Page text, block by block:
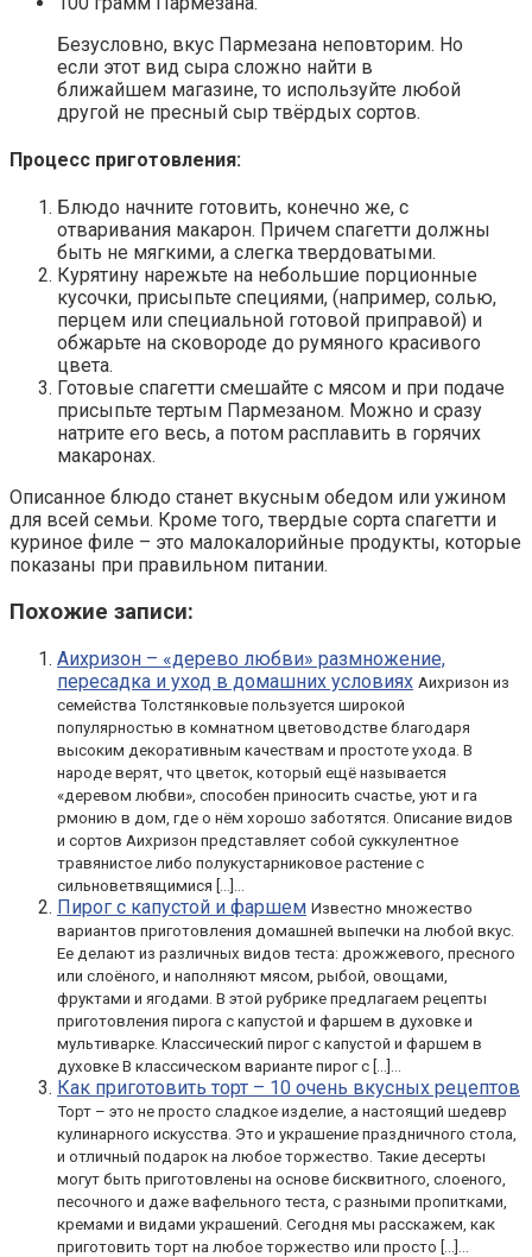
Безусловно, вкус Пармезана неповторим. Но
если этот вид сыра сложно найти в
ближайшем магазине, то используйте любой
другой не пресный сыр твёрдых сортов.
Процесс приготовления:
Блюдо начните готовить, конечно же, с
отваривания макарон. Причем спагетти должны
быть не мягкими, а слегка твердоватыми.
Курятину нарежьте на небольшие порционные
кусочки, присыпьте специями, (например, солью,
перцем или специальной готовой приправой) и
обжарьте на сковороде до румяного красивого
цвета.
Готовые спагетти смешайте с мясом и при подаче
присыпьте тертым Пармезаном. Можно и сразу
натрите его весь, а потом расплавить в горячих
макаронах.
Описанное блюдо станет вкусным обедом или ужином
для всей семьи. Кроме того, твердые сорта спагетти и
куриное филе – это малокалорийные продукты, которые
показаны при правильном питании.
Похожие записи:
Аихризон – «дерево любви» размножение,
пересадка и уход в домашних условиях Аихризон из
семейства Толстянковые пользуется широкой
популярностью в комнатном цветоводстве благодаря
высоким декоративным качествам и простоте ухода. В
народе верят, что цветок, который ещё называется
«деревом любви», способен приносить счастье, уют и га
рмонию в дом, где о нём хорошо заботятся. Описание видов
и сортов Аихризон представляет собой суккулентное
травянистое либо полукустарниковое растение с
сильноветвящимися […]...
Пирог с капустой и фаршем Известно множество
вариантов приготовления домашней выпечки на любой вкус.
Ее делают из различных видов теста: дрожжевого, пресного
или слоёного, и наполняют мясом, рыбой, овощами,
фруктами и ягодами. В этой рубрике предлагаем рецепты
приготовления пирога с капустой и фаршем в духовке и
мультиварке. Классический пирог с капустой и фаршем в
духовке В классическом варианте пирог с […]...
Как приготовить торт – 10 очень вкусных рецептов
Торт – это не просто сладкое изделие, а настоящий шедевр
кулинарного искусства. Это и украшение праздничного стола,
и отличный подарок на любое торжество. Такие десерты
могут быть приготовлены на основе бисквитного, слоеного,
песочного и даже вафельного теста, с разными пропитками,
кремами и видами украшений. Сегодня мы расскажем, как
приготовить торт на любое торжество или просто […]...